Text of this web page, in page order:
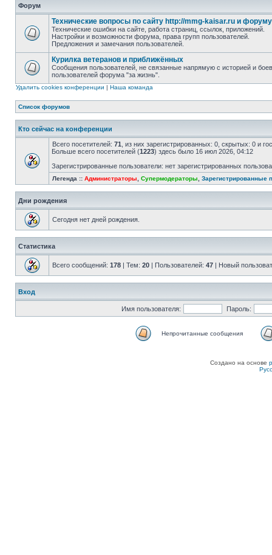
Форум
Технические вопросы по сайту http://mmg-kaisar.ru и форуму
Технические ошибки на сайте, работа страниц, ссылок, приложений.
Настройки и возможности форума, права групп пользователей.
Предложения и замечания пользователей.
Курилка ветеранов и приближённых
Сообщения пользователей, не связанные напрямую с историей и
пользователей форума "за жизнь".
Удалить cookies конференции | Наша команда
Список форумов
Кто сейчас на конференции
Всего посетителей: 71 , из них зарегистрированных: 0, скрытых: 0 и
Больше всего посетителей (1223) здесь было 16 июл 2026, 04:12
Зарегистрированные пользователи: нет зарегистрированных
Легенда :: Администраторы Супермодераторы Зарегистрированные
Дни рождения
Сегодня нет дней рождения.
Статистика
Всего сообщений: 178 | Тем: 20 | Пользователей: 47 | Новый
Вход
Имя пользователя: Пароль:
Непрочитанные сообщения
Создано на основе